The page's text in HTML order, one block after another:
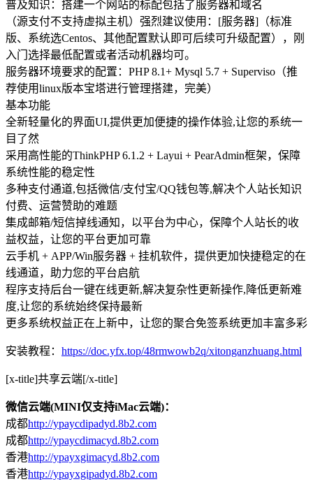
普及知识：搭建一个网站的标配包括了服务器和域名
（源支付不支持虚拟主机）强烈建议使用：[服务器]（标准
版、系统选Centos、其他配置默认即可后续可升级配置），刚
入门选择最低配置或者活动机器均可。
服务器环境要求的配置：PHP 8.1+ Mysql 5.7 + Superviso（推
荐使用linux版本宝塔进行管理搭建，完美）
基本功能
全新轻量化的界面UI,提供更加便捷的操作体验,让您的系统一
目了然
采用高性能的ThinkPHP 6.1.2 + Layui + PearAdmin框架，保障
系统性能的稳定性
多种支付通道,包括微信/支付宝/QQ钱包等,解决个人站长知识
付费、运营赞助的难题
集成邮箱/短信掉线通知，以平台为中心，保障个人站长的收
益权益，让您的平台更加可靠
云手机 + APP/Win服务器 + 挂机软件，提供更加快捷稳定的在
线通道，助力您的平台启航
程序支持后台一键在线更新,解决复杂性更新操作,降低更新难
度,让您的系统始终保持最新
更多系统权益正在上新中，让您的聚合免签系统更加丰富多彩
安装教程： https://doc.yfx.top/48rmwowb2q/xitonganzhuang.html
[x-title]共享云端[/x-title]
微信云端(MINI仅支持iMac云端)：
成都http://ypaycdipadyd.8b2.com
成都http://ypaycdimacyd.8b2.com
香港http://ypayxgimacyd.8b2.com
香港http://ypayxgipadyd.8b2.com